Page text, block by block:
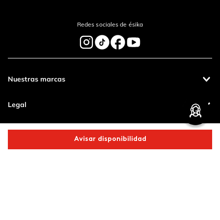
Avisar disponibilidad
Redes sociales de ésika
Nuestras marcas
Legal
Contáctanos